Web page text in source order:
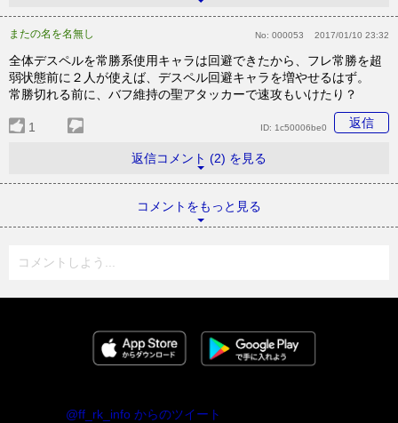
またの名を名無し No: 000053 2017/01/10 23:32
全体デスペルを常勝系使用キャラは回避できたから、フレ常勝を超
弱状態前に２人が使えば、デスペル回避キャラを増やせるはず。
常勝切れる前に、バフ維持の聖アタッカーで速攻もいけたり？
1 返信
ID: 1c50006be0
返信コメント (2) を見る
コメントをもっと見る
コメントしよう...
@ff_rk_info からのツイート